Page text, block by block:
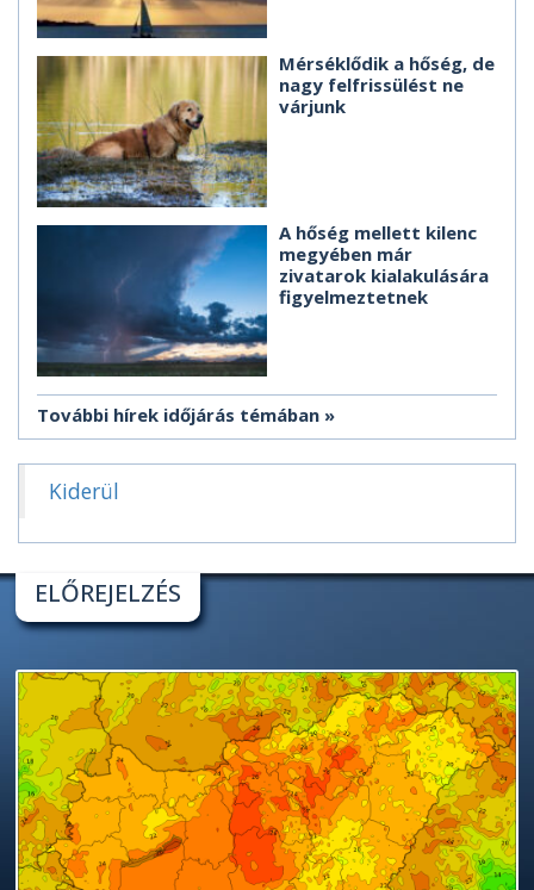
Mérséklődik a hőség, de
nagy felfrissülést ne
várjunk
A hőség mellett kilenc
megyében már
zivatarok kialakulására
figyelmeztetnek
További hírek időjárás témában
Kiderül
ELŐREJELZÉS